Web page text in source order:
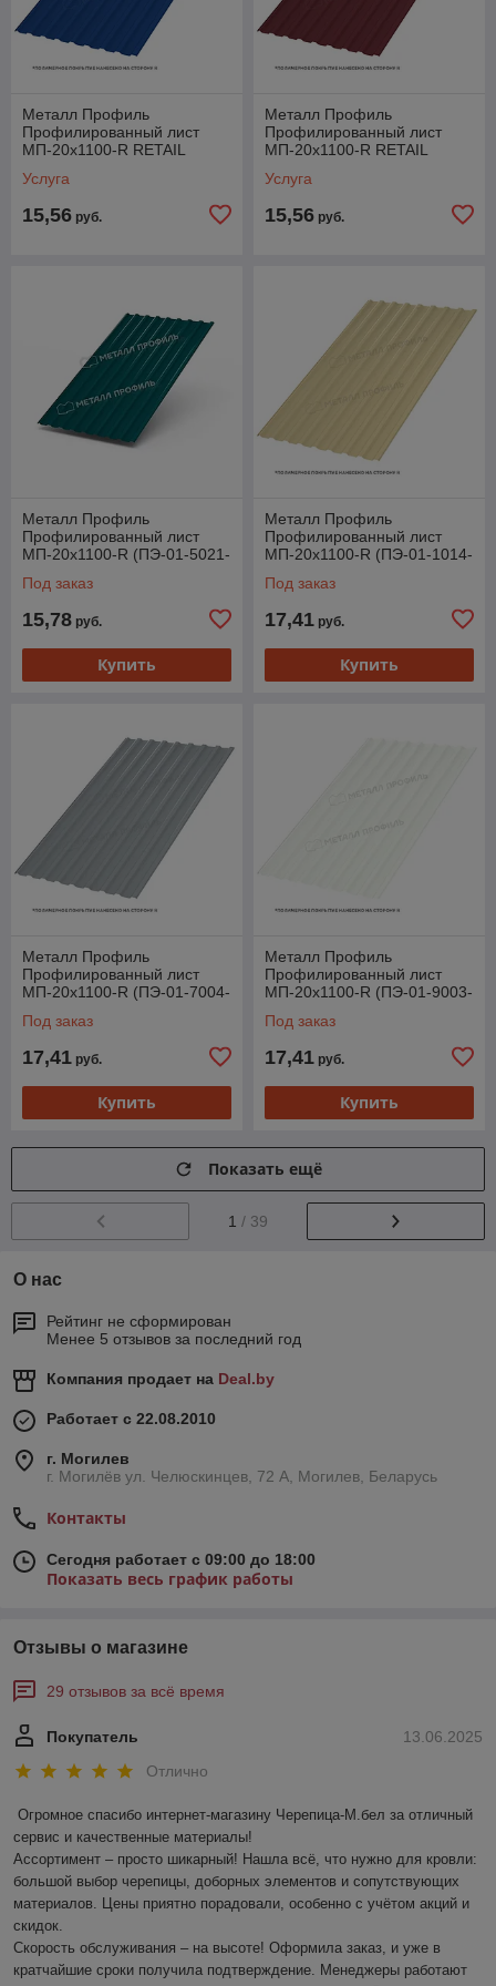
Металл Профиль
Профилированный лист
МП-20x1100-R RETAIL
Услуга
15,56 руб.
Металл Профиль
Профилированный лист
МП-20x1100-R RETAIL
Услуга
15,56 руб.
Металл Профиль
Профилированный лист
МП-20x1100-R (ПЭ-01-5021-
Под заказ
15,78 руб.
Купить
Металл Профиль
Профилированный лист
МП-20x1100-R (ПЭ-01-1014-
Под заказ
17,41 руб.
Купить
Металл Профиль
Профилированный лист
МП-20x1100-R (ПЭ-01-7004-
Под заказ
17,41 руб.
Купить
Металл Профиль
Профилированный лист
МП-20x1100-R (ПЭ-01-9003-
Под заказ
17,41 руб.
Купить
Показать ещё
1 / 39
О нас
Рейтинг не сформирован
Менее 5 отзывов за последний год
Компания продает на Deal.by
Работает с 22.08.2010
г. Могилев
г. Могилёв ул. Челюскинцев, 72 А, Могилев, Беларусь
Контакты
Сегодня работает с 09:00 до 18:00
Показать весь график работы
Отзывы о магазине
29 отзывов за всё время
13.06.2025
Покупатель
Отлично
Огромное спасибо интернет-магазину Черепица-М.бел за отличный
сервис и качественные материалы!
Ассортимент – просто шикарный! Нашла всё, что нужно для кровли:
большой выбор черепицы, доборных элементов и сопутствующих
материалов. Цены приятно порадовали, особенно с учётом акций и
скидок.
Скорость обслуживания – на высоте! Оформила заказ, и уже в
кратчайшие сроки получила подтверждение. Менеджеры работают